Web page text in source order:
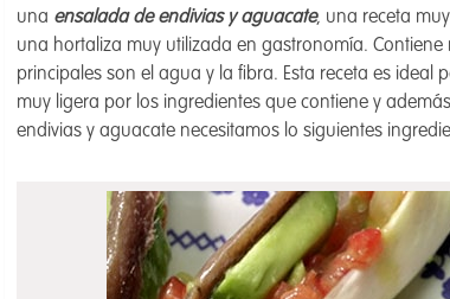
una ensalada de endivias y aguacate, una receta
una hortaliza muy utilizada en gastronomía.
principales son el agua y la fibra. Esta receta es ideal
muy ligera por los ingredientes que contiene y
endivias y aguacate necesitamos lo siguientes